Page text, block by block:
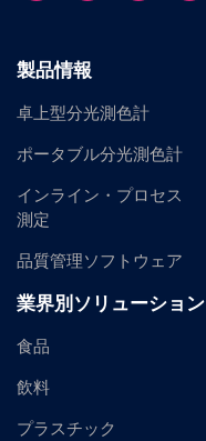
製品情報
卓上型分光測色計
ポータブル分光測色計
インライン・プロセス
測定
品質管理ソフトウェア
業界別ソリューション
食品
飲料
プラスチック